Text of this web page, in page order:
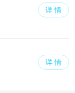
详 情
详 情